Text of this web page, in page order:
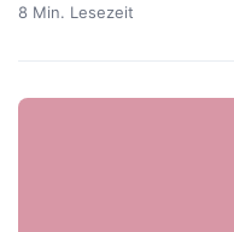
8 Min. Lesezeit